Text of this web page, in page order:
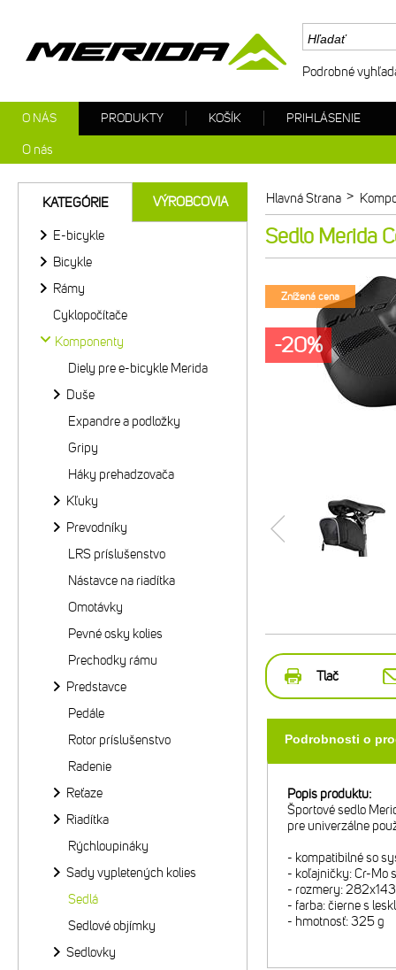
Hlavná Strana >
Sedlo Merida
Znížená cena
-20%
Tlač
Podrobnosti o
Popis produktu:
Športové sedlo
pre univerzálne
- kompatibilné so
- koľajničky: Cr-Mo
- rozmery:
- farba: čierne s
- hmotnosť: 325 g
KATEGÓRIE VÝROBCOVIA
E-bicykle
Bicykle
Rámy
Cyklopočítače
Komponenty
Diely pre e-bicykle Merida
Duše
Expandre a podložky
Gripy
Háky prehadzovača
Kľuky
Prevodníky
LRS príslušenstvo
Nástavce na riadítka
Omotávky
Pevné osky kolies
Prechodky rámu
Predstavce
Pedále
Rotor príslušenstvo
Radenie
Reťaze
Riadítka
Rýchloupináky
Sady vypletených kolies
Sedlá
Sedlové objímky
Sedlovky
Podrobné
O NÁS
O nás
PRODUKTY KOŠÍK PRIHLÁSENIE